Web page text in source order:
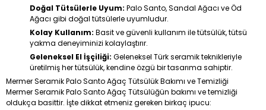
Doğal Tütsülerle Uyum: Palo Santo, Sandal Ağacı ve Öd
Ağacı gibi doğal tütsülerle uyumludur.
Kolay Kullanım: Basit ve güvenli kullanım ile tütsülük, tütsü
yakma deneyiminizi kolaylaştırır.
Geleneksel El İşçiliği: Geleneksel Türk seramik teknikleriyle
üretilmiş her tütsülük, kendine özgü bir tasarıma sahiptir.
Mermer Seramik Palo Santo Ağaç Tütsülük Bakımı ve Temizliği
Mermer Seramik Palo Santo Ağaç Tütsülüğün bakımı ve temizliği
oldukça basittir. İşte dikkat etmeniz gereken birkaç ipucu: